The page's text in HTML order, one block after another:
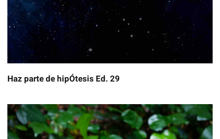
Haz parte de hipÓtesis Ed. 29